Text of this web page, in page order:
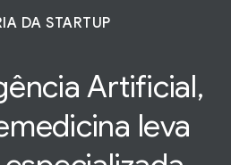
DA STARTUP
Artificial,
leva